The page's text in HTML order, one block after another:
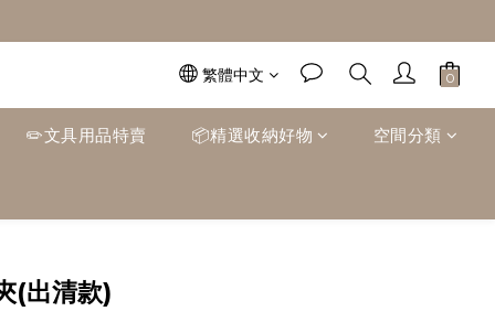
繁體中文
✏️文具用品特賣 📦精選收納好物 空間分類
(出清款)